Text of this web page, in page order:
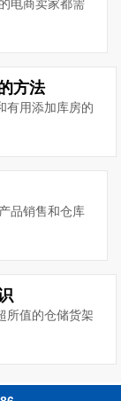
电商卖家都需
方法
有用添加库房的
品销售和仓库
所值的仓储货架